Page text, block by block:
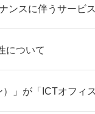
ンスに伴うサービ
について
」が「ICTオフィ